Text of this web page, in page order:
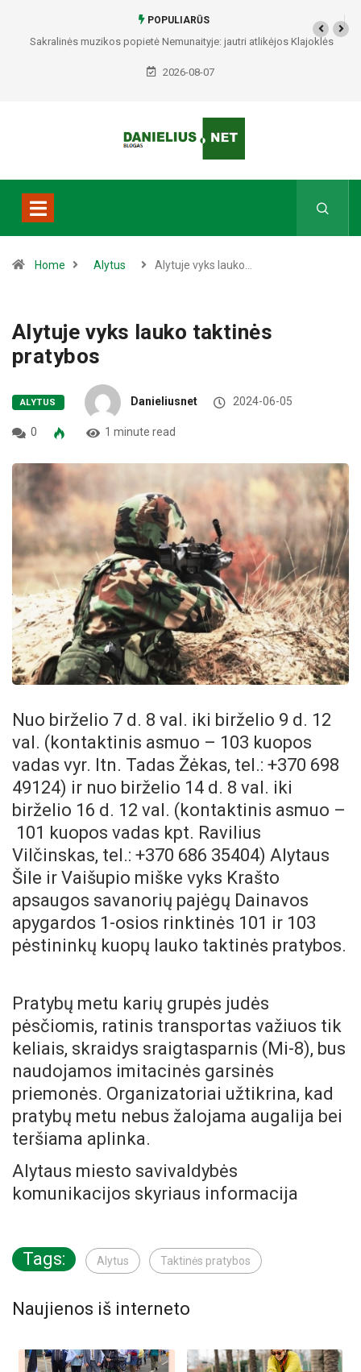
POPULIARŪS
Sakralinės muzikos popietė Nemunaityje: jautri atlikėjos Klajoklės
programa skambės istorinėje bažnyčioje
2026-08-07
Home Alytus Alytuje vyks lauko…
Alytuje vyks lauko taktinės
pratybos
ALYTUS Danieliusnet 2024-06-05
0 1 minute read
Nuo birželio 7 d. 8 val. iki birželio 9 d. 12
val. (kontaktinis asmuo – 103 kuopos
vadas vyr. ltn. Tadas Žėkas, tel.: +370 698
49124) ir nuo birželio 14 d. 8 val. iki
birželio 16 d. 12 val. (kontaktinis asmuo –
101 kuopos vadas kpt. Ravilius
Vilčinskas, tel.: +370 686 35404) Alytaus
Šile ir Vaišupio miške vyks Krašto
apsaugos savanorių pajėgų Dainavos
apygardos 1-osios rinktinės 101 ir 103
pėstininkų kuopų lauko taktinės pratybos.
Pratybų metu karių grupės judės
pėsčiomis, ratinis transportas važiuos tik
keliais, skraidys sraigtasparnis (Mi-8), bus
naudojamos imitacinės garsinės
priemonės. Organizatoriai užtikrina, kad
pratybų metu nebus žalojama augalija bei
teršiama aplinka.
Alytaus miesto savivaldybės
komunikacijos skyriaus informacija
Tags: Alytus Taktinės pratybos
Naujienos iš interneto